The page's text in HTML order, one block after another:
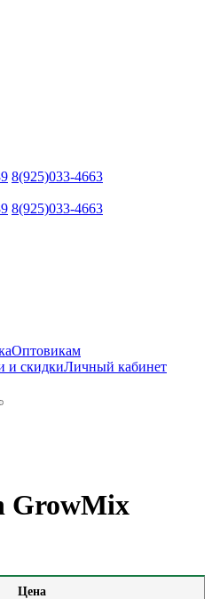
8(925)033-4663
8(925)033-4663
Оптовикам
и скидкиЛичный кабинет
GrowMix
Цена